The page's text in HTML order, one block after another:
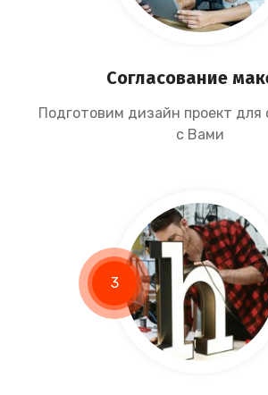
Согласование
Подготовим дизайн проект для
с Вами
3